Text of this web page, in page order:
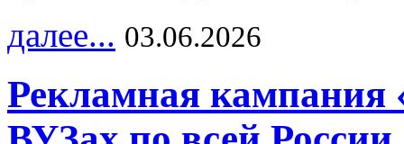
далее... 03.06.2026
Рекламная кампания